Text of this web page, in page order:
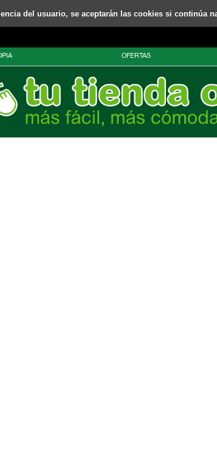
del usuario, se aceptarán las cookies si continúa
OFERTAS